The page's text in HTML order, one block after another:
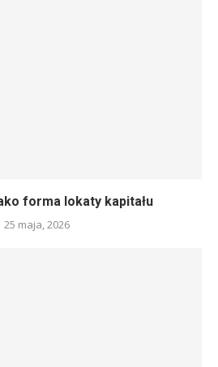
forma lokaty kapitału
25 maja, 2026